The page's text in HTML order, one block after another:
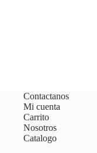
Contactanos
Mi cuenta
Carrito
Nosotros
Catalogo